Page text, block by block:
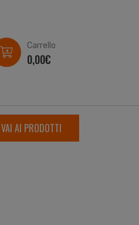
Carrello
0,00€
VAI AI PRODOTTI